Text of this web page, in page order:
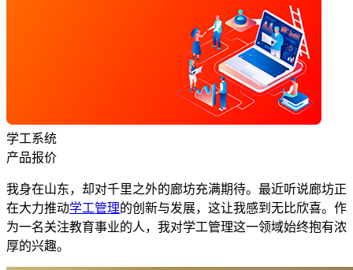
学工系统
产品报价
我身在山东，却对千里之外的廊坊充满期待。最近听说廊坊正
在大力推动学工管理的创新与发展，这让我感到无比欣喜。作
为一名关注教育事业的人，我对学工管理这一领域始终抱有浓
厚的兴趣。